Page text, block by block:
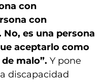
con
con
No, es una persona
aceptarlo como
malo”. Y pone
discapacidad